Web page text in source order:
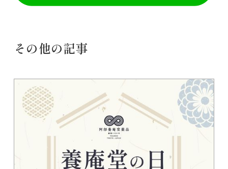
その他の記事